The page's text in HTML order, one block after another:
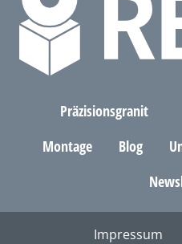
Präzisionsgranit
Montage
Blog
Impressum